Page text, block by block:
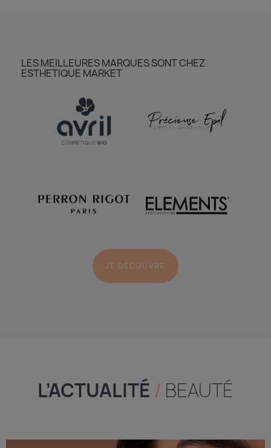
LES MEILLEURES MARQUES SONT CHEZ
ESTHETIQUE MARKET
JE DÉCOUVRE
L’ACTUALITÉ / BEAUTÉ